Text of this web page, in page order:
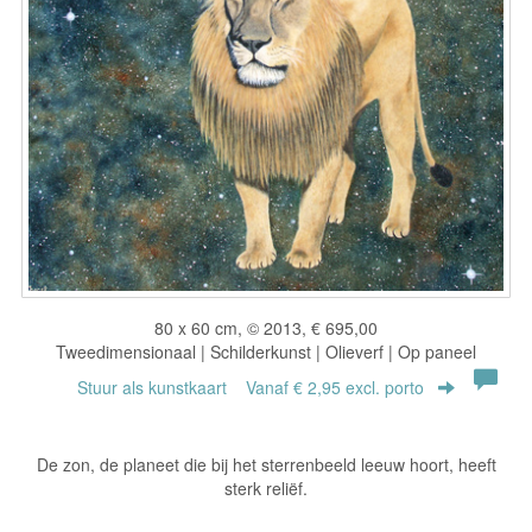
80 x 60 cm, © 2013, € 695,00
Tweedimensionaal | Schilderkunst | Olieverf | Op paneel
Stuur als kunstkaart Vanaf € 2,95 excl. porto
De zon, de planeet die bij het sterrenbeeld leeuw hoort, heeft
sterk reliëf.